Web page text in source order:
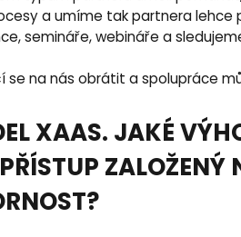
a umíme tak partnera lehce
semináře, webináře a
na nás obrátit a spolupráce
XAAS. JAKÉ